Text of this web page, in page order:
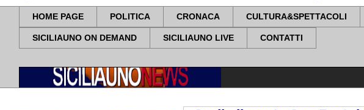
HOME PAGE POLITICA CRONACA CULTURA&SPETTACOLI
SICILIAUNO ON DEMAND SICILIAUNO LIVE CONTATTI